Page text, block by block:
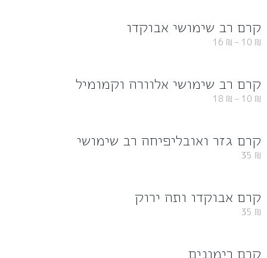
קרם רב שימושי אבוקדו
10 ₪
–
16 ₪
קרם רב שימושי אלוורה וקמומיל
10 ₪
–
18 ₪
קרם גזר ואובליפיחה רב שימושי
35 ₪
קרם אבוקדו ותה ירוק
35 ₪
קרם רימונים